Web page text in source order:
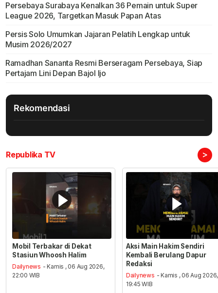
Persebaya Surabaya Kenalkan 36 Pemain untuk Super
League 2026, Targetkan Masuk Papan Atas
Persis Solo Umumkan Jajaran Pelatih Lengkap untuk
Musim 2026/2027
Ramadhan Sananta Resmi Berseragam Persebaya, Siap
Pertajam Lini Depan Bajol Ijo
Rekomendasi
Republika TV >
Mobil Terbakar di Dekat
Stasiun Whoosh Halim
Dailynews - Kamis , 06 Aug 2026,
22:00 WIB
Aksi Main Hakim Sendiri
Kembali Berulang Dapur
Redaksi
Dailynews - Kamis , 06 Aug 2026,
19:45 WIB